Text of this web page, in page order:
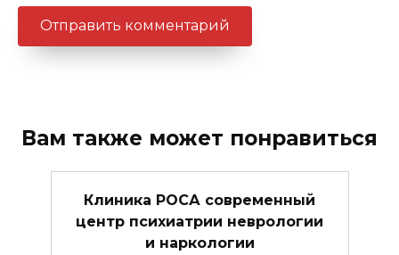
Вам также может понравиться
Клиника РОСА современный
центр психиатрии неврологии
и наркологии